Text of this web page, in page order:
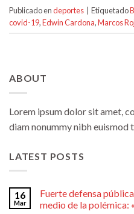
Publicado endeportes Etiquetado
covid-19,Edwin Cardona,Marcos
ABOUT
Lorem ipsum dolor sit amet,
diam nonummy nibh euismod
LATEST POSTS
16
Mar
Fuerte defensa
medio de la polémica: